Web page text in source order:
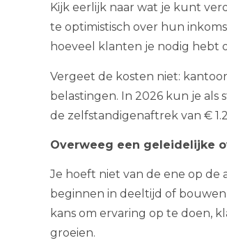
Kijk eerlijk naar wat je kunt
te optimistisch over hun
hoeveel klanten je nodig hebt
Vergeet de kosten niet:
belastingen. In 2026 kun je als
de zelfstandigenaftrek van €
Overweeg een geleidelijke
Je hoeft niet van de ene op de
beginnen in deeltijd of
kans om ervaring op te doen,
groeien.